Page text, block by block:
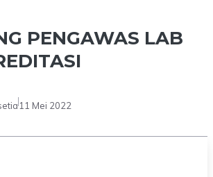
PENGAWAS LAB
11 Mei 2022